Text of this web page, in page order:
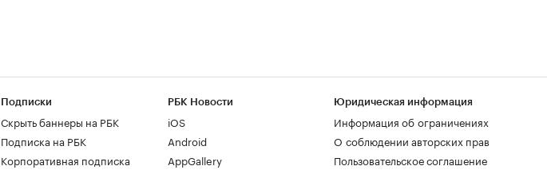
Подписки
Скрыть баннеры на РБК
Подписка на РБК
Корпоративная подписка
РБК Новости
iOS
Android
AppGallery
Юридическая информация
Информация об ограничениях
О соблюдении авторских прав
Пользовательское соглашение